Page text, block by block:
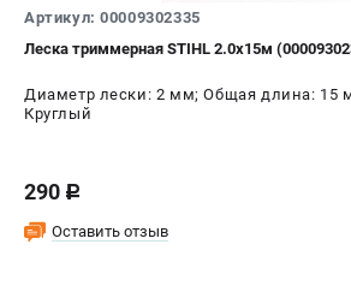
Артикул: 00009302335
Леска триммерная STIHL 2.0х15м
Диаметр лески: 2 мм; Общая длина: 15
Круглый
290 c
Оставить отзыв